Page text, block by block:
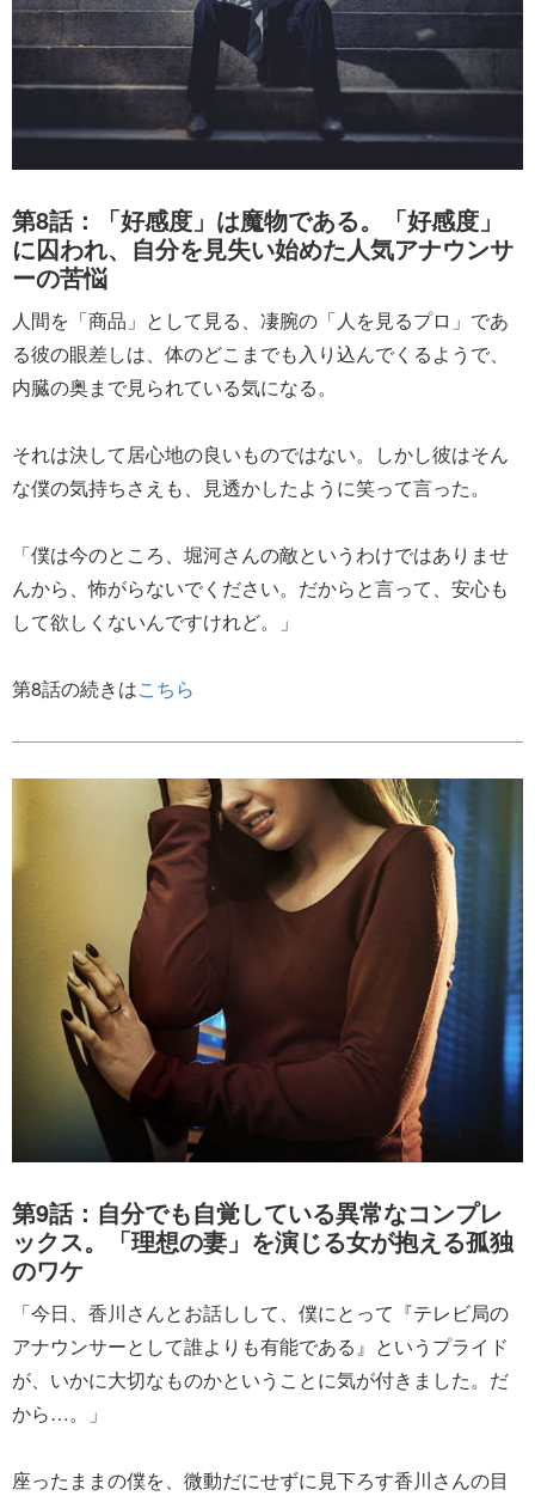
第8話：「好感度」は魔物である。「好感度」
に囚われ、自分を見失い始めた人気アナウンサ
ーの苦悩
人間を「商品」として見る、凄腕の「人を見るプロ」であ
る彼の眼差しは、体のどこまでも入り込んでくるようで、
内臓の奥まで見られている気になる。
それは決して居心地の良いものではない。しかし彼はそん
な僕の気持ちさえも、見透かしたように笑って言った。
「僕は今のところ、堀河さんの敵というわけではありませ
んから、怖がらないでください。だからと言って、安心も
して欲しくないんですけれど。」
第8話の続きはこちら
第9話：自分でも自覚している異常なコンプレ
ックス。「理想の妻」を演じる女が抱える孤独
のワケ
「今日、香川さんとお話しして、僕にとって『テレビ局の
アナウンサーとして誰よりも有能である』というプライド
が、いかに大切なものかということに気が付きました。だ
から…。」
座ったままの僕を、微動だにせずに見下ろす香川さんの目